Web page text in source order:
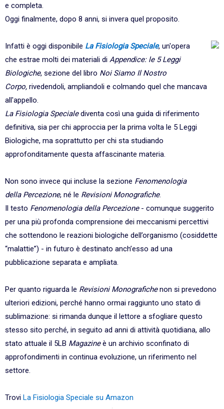
e completa.
Oggi finalmente, dopo 8 anni, si invera quel proposito.
Infatti è oggi disponibile La Fisiologia Speciale, un'opera
che estrae molti dei materiali di Appendice: le 5 Leggi
Biologiche, sezione del libro Noi Siamo Il Nostro
Corpo, rivedendoli, ampliandoli e colmando quel che mancava
all'appello.
La Fisiologia Specialediventa così una guida di riferimento
definitiva, sia per chi approccia per la prima volta le 5 Leggi
Biologiche, ma soprattutto per chi sta studiando
approfonditamente questa affascinante materia.
Non sono invece qui incluse la sezione Fenomenologia
della Percezione, né le Revisioni Monografiche.
Il testo Fenomenologia della Percezione- comunque suggerito
per una più profonda comprensione dei meccanismi percettivi
che sottendono le reazioni biologiche dell’organismo (cosiddette
“malattie”) - in futuro è destinato anch’esso ad una
pubblicazione separata e ampliata.
Per quanto riguarda le Revisioni Monografichenon si prevedono
ulteriori edizioni, perché hanno ormai raggiunto uno stato di
sublimazione: si rimanda dunque il lettore a sfogliare questo
stesso sito perché, in seguito ad anni di attività quotidiana, allo
stato attuale il 5LB Magazineè un archivio sconfinato di
approfondimenti in continua evoluzione, un riferimento nel
settore.
Trovi La Fisiologia Speciale su Amazon